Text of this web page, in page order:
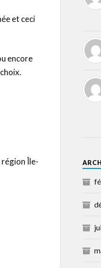
et ceci
encore
Île-